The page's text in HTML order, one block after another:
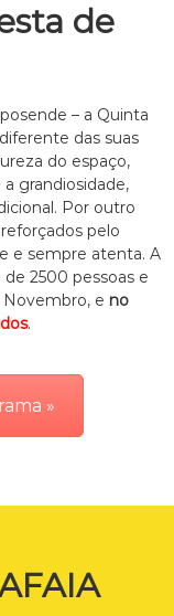
de
– a Quinta
das suas
do espaço,
grandiosidade,
Por outro
pelo
e sempre atenta. A
2500 pessoas e
Novembro, e no
.
»